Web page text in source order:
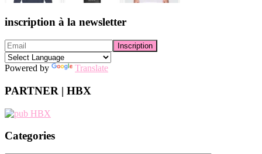
inscription à la newsletter
Powered by Translate
PARTNER | HBX
Categories